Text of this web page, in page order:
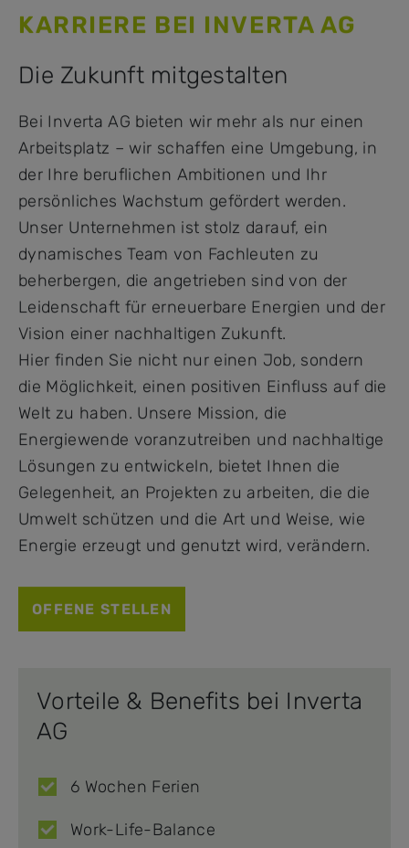
KARRIERE BEI INVERTA AG
Die Zukunft mitgestalten
Bei Inverta AG bieten wir mehr als nur einen
Arbeitsplatz – wir schaffen eine Umgebung, in
der Ihre beruflichen Ambitionen und Ihr
persönliches Wachstum gefördert werden.
Unser Unternehmen ist stolz darauf, ein
dynamisches Team von Fachleuten zu
beherbergen, die angetrieben sind von der
Leidenschaft für erneuerbare Energien und der
Vision einer nachhaltigen Zukunft.
Hier finden Sie nicht nur einen Job, sondern
die Möglichkeit, einen positiven Einfluss auf die
Welt zu haben. Unsere Mission, die
Energiewende voranzutreiben und nachhaltige
Lösungen zu entwickeln, bietet Ihnen die
Gelegenheit, an Projekten zu arbeiten, die die
Umwelt schützen und die Art und Weise, wie
Energie erzeugt und genutzt wird, verändern.
OFFENE STELLEN
Vorteile & Benefits bei Inverta
AG
6 Wochen Ferien
Work-Life-Balance